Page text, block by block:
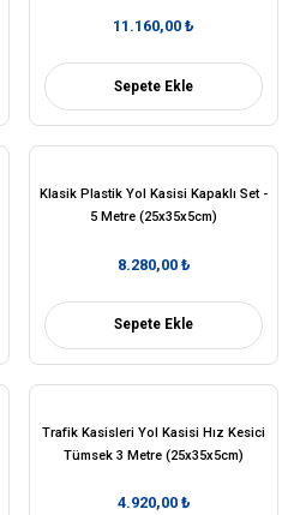
11.160,00 ₺
Sepete Ekle
Klasik Plastik Yol Kasisi Kapaklı Set -
5 Metre (25x35x5cm)
8.280,00 ₺
Sepete Ekle
Trafik Kasisleri Yol Kasisi Hız Kesici
Tümsek 3 Metre (25x35x5cm)
4.920,00 ₺